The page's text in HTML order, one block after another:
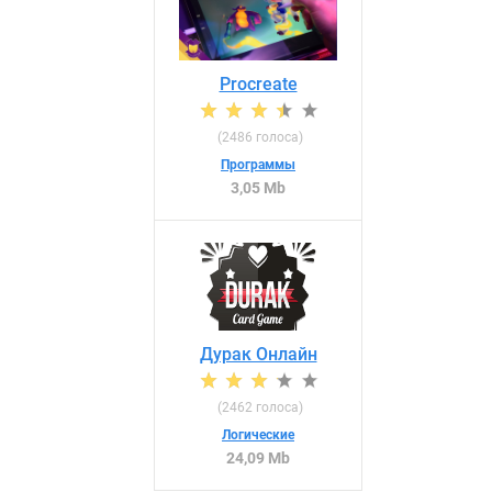
Procreate
(2486 голоса)
Программы
3,05 Mb
Дурак Онлайн
(2462 голоса)
Логические
24,09 Mb